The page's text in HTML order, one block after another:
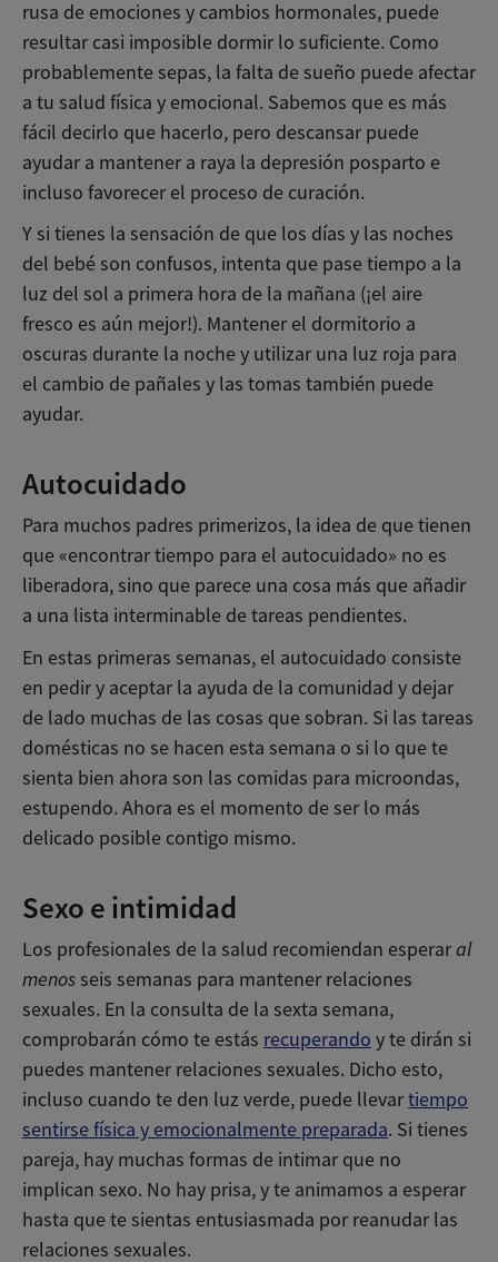
rusa de emociones y cambios hormonales, puede
resultar casi imposible dormir lo suficiente. Como
probablemente sepas, la falta de sueño puede afectar
a tu salud física y emocional. Sabemos que es más
fácil decirlo que hacerlo, pero descansar puede
ayudar a mantener a raya la depresión posparto e
incluso favorecer el proceso de curación.
Y si tienes la sensación de que los días y las noches
del bebé son confusos, intenta que pase tiempo a la
luz del sol a primera hora de la mañana (¡el aire
fresco es aún mejor!). Mantener el dormitorio a
oscuras durante la noche y utilizar una luz roja para
el cambio de pañales y las tomas también puede
ayudar.
Autocuidado
Para muchos padres primerizos, la idea de que tienen
que «encontrar tiempo para el autocuidado» no es
liberadora, sino que parece una cosa más que añadir
a una lista interminable de tareas pendientes.
En estas primeras semanas, el autocuidado consiste
en pedir y aceptar la ayuda de la comunidad y dejar
de lado muchas de las cosas que sobran. Si las tareas
domésticas no se hacen esta semana o si lo que te
sienta bien ahora son las comidas para microondas,
estupendo. Ahora es el momento de ser lo más
delicado posible contigo mismo.
Sexo e intimidad
Los profesionales de la salud recomiendan esperaral
menosseis semanas para mantener relaciones
sexuales. En la consulta de la sexta semana,
comprobarán cómo te estás recuperando y te dirán si
puedes mantener relaciones sexuales. Dicho esto,
incluso cuando te den luz verde, puede llevartiempo
sentirse física y emocionalmente preparada. Si tienes
pareja, hay muchas formas de intimar que no
implican sexo. No hay prisa, y te animamos a esperar
hasta que te sientas entusiasmada por reanudar las
relaciones sexuales.